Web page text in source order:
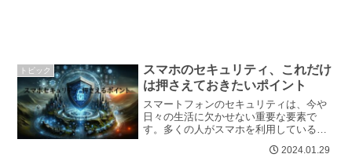
トピック
スマホのセキュリティ、これだけ
は押さえておきたいポイント
スマートフォンのセキュリティは、今や
日々の生活に欠かせない重要な要素で
す。多くの人がスマホを利用している現
保護し、サイバー犯罪から身を守るため
2024.01.29